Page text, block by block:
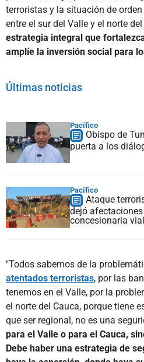
terroristas y la situación de
entre el sur del Valle y el norte
estrategia integral que
amplíe la inversión social para
Últimas noticias
Pacífico
Obispo de
puerta a los
Pacífico
Ataque
dejó
concesionaria vial
"Todos sabemos de la
atentados terroristas, por las
tenemos en el Valle, por la
el norte del Cauca, porque tiene
que ser regional, no es una
para el Valle o para el Cauca,
Debe haber una estrategia de